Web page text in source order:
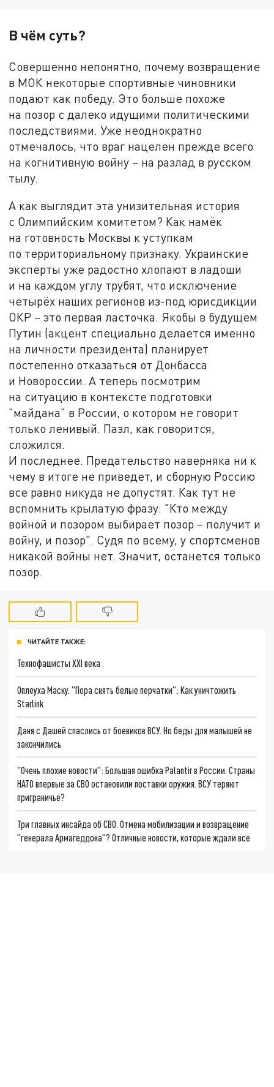
В чём суть?
Совершенно непонятно, почему возвращение
в МОК некоторые спортивные чиновники
подают как победу. Это больше похоже
на позор с далеко идущими политическими
последствиями. Уже неоднократно
отмечалось, что враг нацелен прежде всего
на когнитивную войну – на разлад в русском
тылу.
А как выглядит эта унизительная история
с Олимпийским комитетом? Как намёк
на готовность Москвы к уступкам
по территориальному признаку. Украинские
эксперты уже радостно хлопают в ладоши
и на каждом углу трубят, что исключение
четырёх наших регионов из-под юрисдикции
ОКР – это первая ласточка. Якобы в будущем
Путин (акцент специально делается именно
на личности президента) планирует
постепенно отказаться от Донбасса
и Новороссии. А теперь посмотрим
на ситуацию в контексте подготовки
"майдана" в России, о котором не говорит
только ленивый. Пазл, как говорится,
сложился.
И последнее. Предательство наверняка ни к
чему в итоге не приведет, и сборную Россию
все равно никуда не допустят. Как тут не
вспомнить крылатую фразу: "Кто между
войной и позором выбирает позор – получит и
войну, и позор". Судя по всему, у спортсменов
никакой войны нет. Значит, останется только
позор.
ЧИТАЙТЕ ТАКЖЕ:
Технофашисты XXI века
Оплеуха Маску. "Пора снять белые перчатки": Как уничтожить
Starlink
Даня с Дашей спаслись от боевиков ВСУ. Но беды для малышей не
закончились
"Очень плохие новости": Большая ошибка Palantir в России. Страны
НАТО впервые за СВО остановили поставки оружия. ВСУ теряют
приграничье?
Три главных инсайда об СВО. Отмена мобилизации и возвращение
"генерала Армагеддона"? Отличные новости, которые ждали все